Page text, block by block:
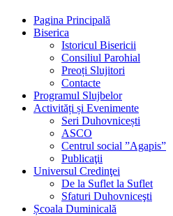
Pagina Principală
Biserica
Istoricul Bisericii
Consiliul Parohial
Preoți Slujitori
Contacte
Programul Slujbelor
Activități și Evenimente
Seri Duhovnicești
ASCO
Centrul social ”Agapis”
Publicaţii
Universul Credinţei
De la Suflet la Suflet
Sfaturi Duhovniceşti
Școala Duminicală